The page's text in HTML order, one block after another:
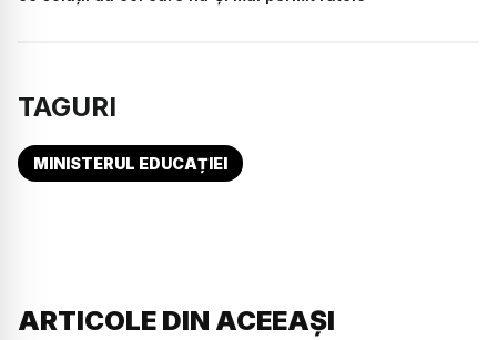
TAGURI
MINISTERUL EDUCAȚIEI
ARTICOLE DIN ACEEAȘI